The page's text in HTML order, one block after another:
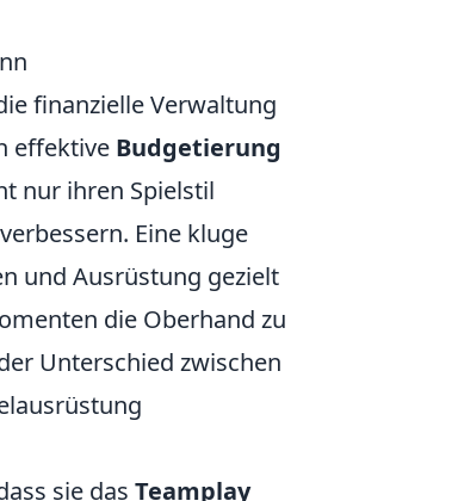
finanzielle Verwaltung
effektive Budgetierung
nur ihren Spielstil
Eine kluge
und Ausrüstung gezielt
die Oberhand zu
Unterschied zwischen
sie das Teamplay